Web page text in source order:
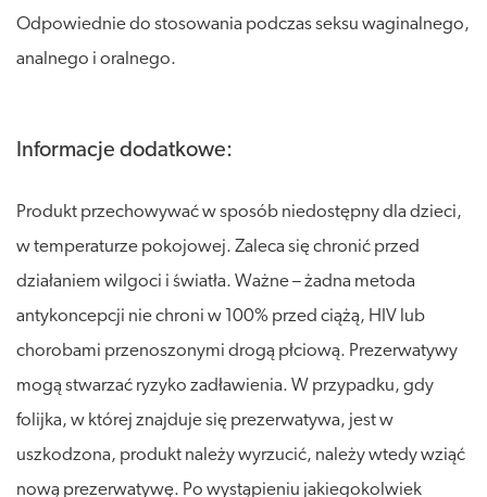
Odpowiednie do stosowania podczas seksu waginalnego,
analnego i oralnego.
Informacje dodatkowe:
Produkt przechowywać w sposób niedostępny dla dzieci,
w temperaturze pokojowej. Zaleca się chronić przed
działaniem wilgoci i światła. Ważne – żadna metoda
antykoncepcji nie chroni w 100% przed ciążą, HIV lub
chorobami przenoszonymi drogą płciową. Prezerwatywy
mogą stwarzać ryzyko zadławienia. W przypadku, gdy
folijka, w której znajduje się prezerwatywa, jest w
uszkodzona, produkt należy wyrzucić, należy wtedy wziąć
nową prezerwatywę. Po wystąpieniu jakiegokolwiek